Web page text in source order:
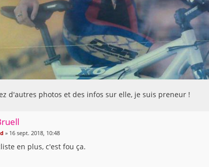
d'autres photos et des infos sur elle, je suis preneur !
» 16 sept. 2018, 10:48
en plus, c'est fou ça.